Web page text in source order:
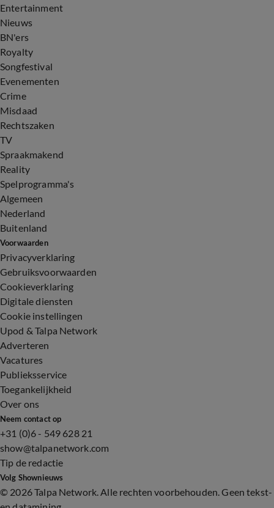
Entertainment
Nieuws
BN'ers
Royalty
Songfestival
Evenementen
Crime
Misdaad
Rechtszaken
TV
Spraakmakend
Reality
Spelprogramma's
Algemeen
Nederland
Buitenland
Voorwaarden
Privacyverklaring
Gebruiksvoorwaarden
Cookieverklaring
Digitale diensten
Cookie instellingen
Upod & Talpa Network
Adverteren
Vacatures
Publieksservice
Toegankelijkheid
Over ons
Neem contact op
+31 (0)6 - 549 628 21
show@talpanetwork.com
Tip de redactie
Volg Shownieuws
© 2026 Talpa Network. Alle rechten voorbehouden. Geen tekst-